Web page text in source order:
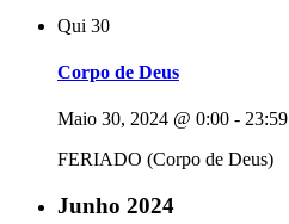
Qui 30
Corpo de Deus
Maio 30, 2024 @ 0:00 - 23:59
FERIADO (Corpo de Deus)
Junho 2024